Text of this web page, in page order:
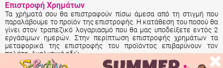
Επιστροφή Χρημάτων
Τα χρήματά σου θα επιστραφούν πίσω άμεσα από τη στιγμή που
παραλάβουμε το προϊόν της επιστροφής. Η κατάθεση του ποσού θα
γίνει στον τραπεζικό λογαριασμό που θα μας υποδείξετε εντός 2
εργάσιμων ημερών. Στην περίπτωση επιστροφής χρημάτων τα
μεταφορικά της επιστροφής του προϊόντος επιβαρύνουν τον
πελάτη. Αναλυτικάεδώ.